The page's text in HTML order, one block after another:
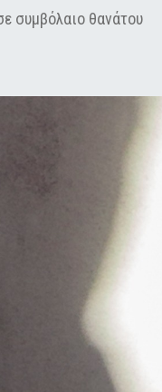
συμβόλαιο θανάτου